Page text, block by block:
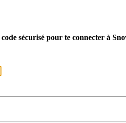
sécurisé pour te connecter à